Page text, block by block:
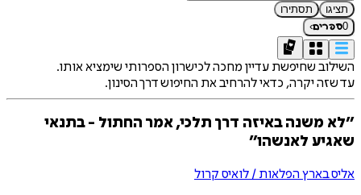
תציגו
תסתירו
0ספרים›
השילוב שחיפשת עדיין מחכה לכישרון הספרותי שימציא אותו.
עד שזה יקרה, כדאי להרחיב את החיפוש דרך הסינון.
״לא משנה באיזה דרך תלכי, אמר החתול - בתנאי
שאגיע לאנשהו״
אליס בארץ הפלאות / לואיס קרול